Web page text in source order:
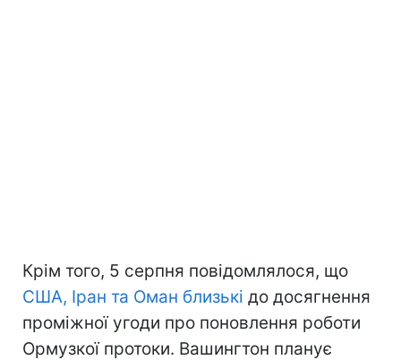
Крім того, 5 серпня повідомлялося, що
США, Іран та Оман близькі до досягнення
проміжної угоди про поновлення роботи
Ормузкої протоки. Вашингтон планує